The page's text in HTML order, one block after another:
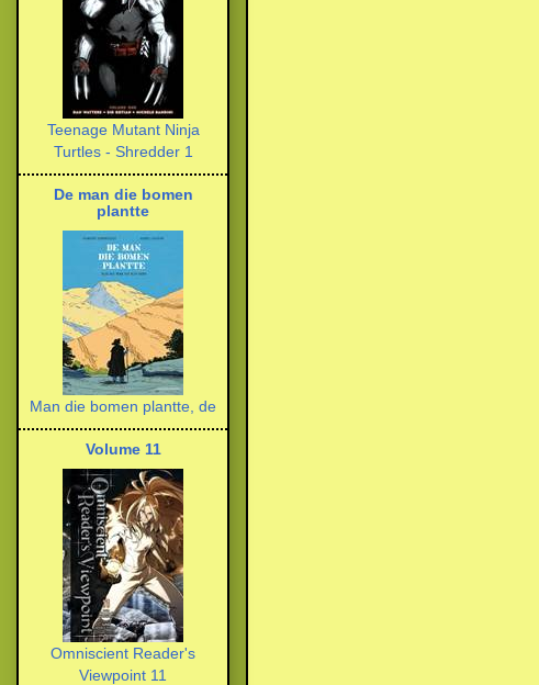
Teenage Mutant Ninja
Turtles - Shredder 1
De man die bomen
plantte
Man die bomen plantte, de
Volume 11
Omniscient Reader's
Viewpoint 11